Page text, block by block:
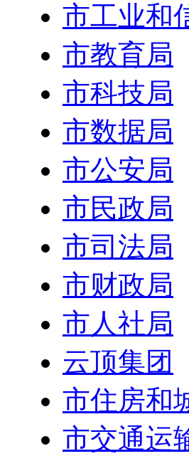
市工业和
市教育局
市科技局
市数据局
市公安局
市民政局
市司法局
市财政局
市人社局
云顶集团
市住房和
市交通运